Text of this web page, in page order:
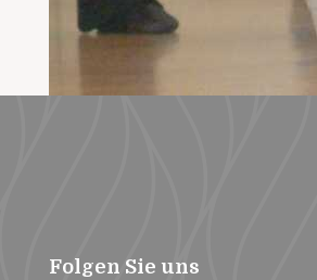
Folgen Sie uns